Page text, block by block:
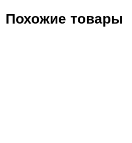
Похожие товары